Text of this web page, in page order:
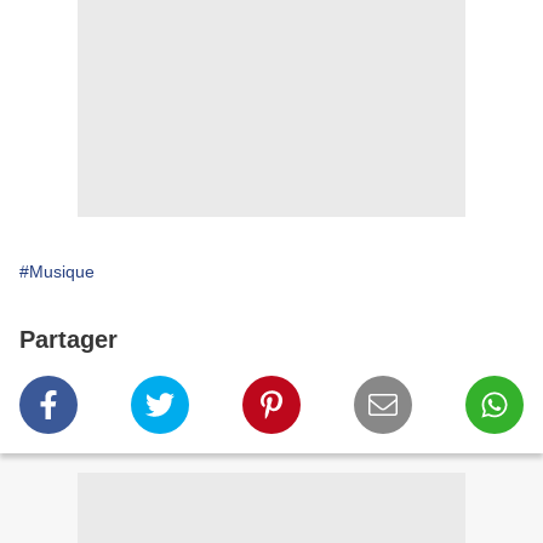
#Musique
Partager